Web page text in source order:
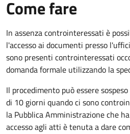
Come fare
In assenza controinteressati è
l'accesso ai documenti presso
sono presenti controinteressati
domanda formale utilizzando la
Il procedimento può essere
di 10 giorni quando ci sono
la Pubblica Amministrazione che
accesso agli atti è tenuta a dare